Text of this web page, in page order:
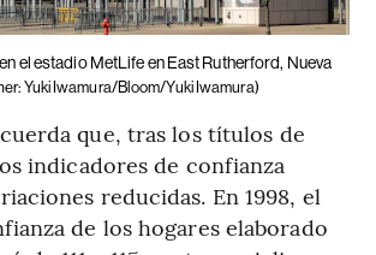
el estadio MetLife en East Rutherford, Nueva
Yuki Iwamura/Bloom/Yuki Iwamura)
que, tras los títulos de
indicadores de confianza
reducidas. En 1998, el
de los hogares elaborado